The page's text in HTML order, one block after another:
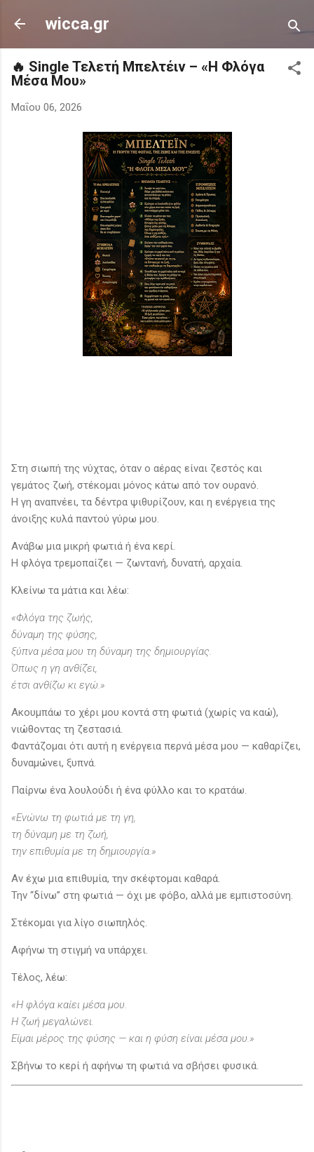
Μετάβαση στο κύριο περιεχόμενο
wicca.gr
🔥 Single Τελετή Μπελτέιν – «Η Φλόγα
Μέσα Μου»
Μαΐου 06, 2026
Στη σιωπή της νύχτας, όταν ο αέρας είναι ζεστός και
γεμάτος ζωή, στέκομαι μόνος κάτω από τον ουρανό.
Η γη αναπνέει, τα δέντρα ψιθυρίζουν, και η ενέργεια της
άνοιξης κυλά παντού γύρω μου.
Ανάβω μια μικρή φωτιά ή ένα κερί.
Η φλόγα τρεμοπαίζει — ζωντανή, δυνατή, αρχαία.
Κλείνω τα μάτια και λέω:
«Φλόγα της ζωής,
δύναμη της φύσης,
ξύπνα μέσα μου τη δύναμη της δημιουργίας.
Όπως η γη ανθίζει,
έτσι ανθίζω κι εγώ.»
Ακουμπάω το χέρι μου κοντά στη φωτιά (χωρίς να καώ),
νιώθοντας τη ζεστασιά.
Φαντάζομαι ότι αυτή η ενέργεια περνά μέσα μου — καθαρίζει,
δυναμώνει, ξυπνά.
Παίρνω ένα λουλούδι ή ένα φύλλο και το κρατάω.
«Ενώνω τη φωτιά με τη γη,
τη δύναμη με τη ζωή,
την επιθυμία με τη δημιουργία.»
Αν έχω μια επιθυμία, την σκέφτομαι καθαρά.
Την “δίνω” στη φωτιά — όχι με φόβο, αλλά με εμπιστοσύνη.
Στέκομαι για λίγο σιωπηλός.
Αφήνω τη στιγμή να υπάρχει.
Τέλος, λέω:
«Η φλόγα καίει μέσα μου.
Η ζωή μεγαλώνει.
Είμαι μέρος της φύσης — και η φύση είναι μέσα μου.»
Σβήνω το κερί ή αφήνω τη φωτιά να σβήσει φυσικά.